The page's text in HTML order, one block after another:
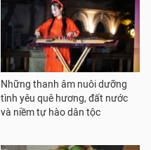
Những thanh âm nuôi dưỡng
tình yêu quê hương, đất nước
và niềm tự hào dân tộc